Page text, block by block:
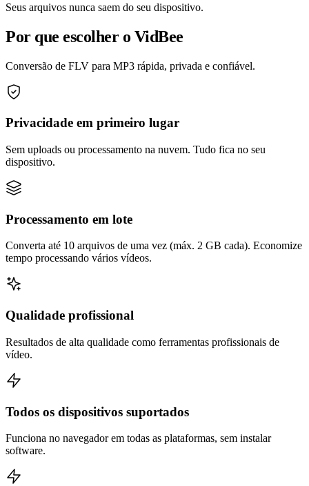
Seus arquivos nunca saem do seu dispositivo.
Por que escolher o VidBee
Conversão de FLV para MP3 rápida, privada e confiável.
Privacidade em primeiro lugar
Sem uploads ou processamento na nuvem. Tudo fica no seu
dispositivo.
Processamento em lote
Converta até 10 arquivos de uma vez (máx. 2 GB cada). Economize
tempo processando vários vídeos.
Qualidade profissional
Resultados de alta qualidade como ferramentas profissionais de
vídeo.
Todos os dispositivos suportados
Funciona no navegador em todas as plataformas, sem instalar
software.